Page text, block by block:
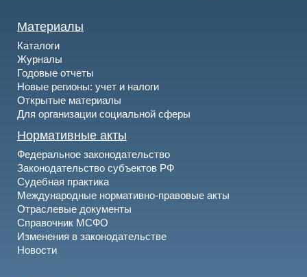
Материалы
Каталоги
Журналы
Годовые отчеты
Новые регионы: учет и налоги
Открытые материалы
Для организации социальной сферы
Нормативные акты
Федеральное законодательство
Законодательство субъектов РФ
Судебная практика
Международные нормативно-правовые акты
Отраслевые документы
Справочник МСФО
Изменения в законодательстве
Новости